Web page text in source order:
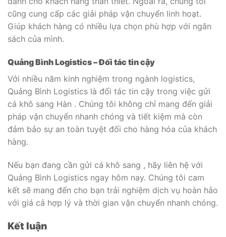
cũng cung cấp các giải pháp vận chuyển linh hoạt.
Giúp khách hàng có nhiều lựa chọn phù hợp với ngân
sách của mình.
Quảng Bình Logistics – Đối tác tin cậy
Với nhiều năm kinh nghiệm trong ngành logistics,
Quảng Bình Logistics là đối tác tin cậy trong việc gửi
cá khô sang Hàn . Chúng tôi không chỉ mang đến giải
pháp vận chuyển nhanh chóng và tiết kiệm mà còn
đảm bảo sự an toàn tuyệt đối cho hàng hóa của khách
hàng.
Nếu bạn đang cần gửi cá khô sang , hãy liên hệ với
Quảng Bình Logistics ngay hôm nay. Chúng tôi cam
kết sẽ mang đến cho bạn trải nghiệm dịch vụ hoàn hảo
với giá cả hợp lý và thời gian vận chuyển nhanh chóng.
Kết luận